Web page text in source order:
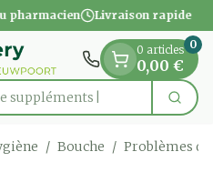
pharmacien Livraison rapide
0 articles
0,00 €
0
/ Bouche / Problèmes